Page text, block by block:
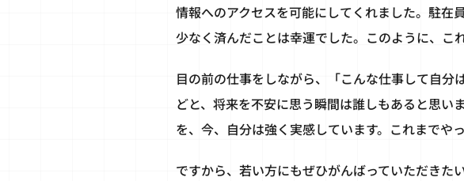
情報へのアクセスを可能にしてくれました。駐
少なく済んだことは幸運でした。このように、こ
目の前の仕事をしながら、「こんな仕事して自
どと、将来を不安に思う瞬間は誰しもあると思
を、今、自分は強く実感しています。これまでや
ですから、若い方にもぜひがんばっていただき